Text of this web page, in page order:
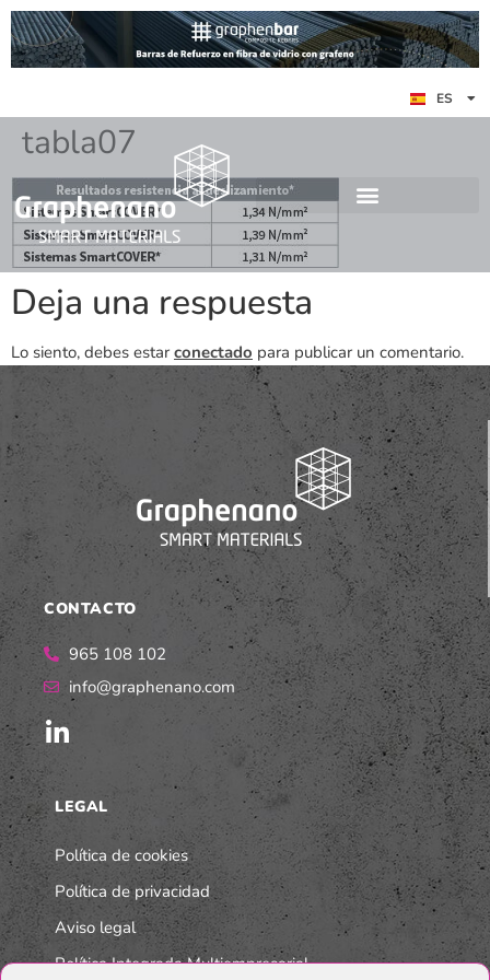
ES
EN
DE
tabla07
Deja una respuesta
Lo siento, debes estar conectado para publicar un comentario.
CONTACTO
965 108 102
info@graphenano.com
LEGAL
Política de cookies
Política de privacidad
Aviso legal
Política Integrada Multiempresarial